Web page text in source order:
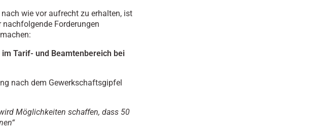
wie vor aufrecht zu erhalten, ist
Forderungen
Tarif- und Beamtenbereich bei
nach dem Gewerkschaftsgipfel
Möglichkeiten schaffen, dass 50